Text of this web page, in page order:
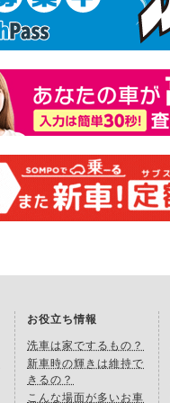
お役立ち情報
洗車は家でするもの？
新車時の輝きは維持で
きるの？
こんな場面が多いお車